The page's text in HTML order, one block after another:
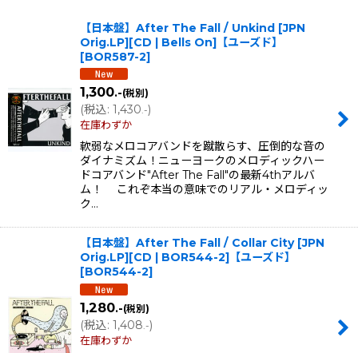
【日本盤】After The Fall / Unkind [JPN
Orig.LP][CD | Bells On]【ユーズド】
[BOR587-2]
1,300.-(税別)
(税込: 1,430.-)
在庫わずか
軟弱なメロコアバンドを蹴散らす、圧倒的な音の
ダイナミズム！ニューヨークのメロディックハー
ドコアバンド"After The Fall"の最新4thアルバ
ム！ これぞ本当の意味でのリアル・メロディッ
ク…
【日本盤】After The Fall / Collar City [JPN
Orig.LP][CD | BOR544-2]【ユーズド】
[BOR544-2]
1,280.-(税別)
(税込: 1,408 .-)
在庫わずか